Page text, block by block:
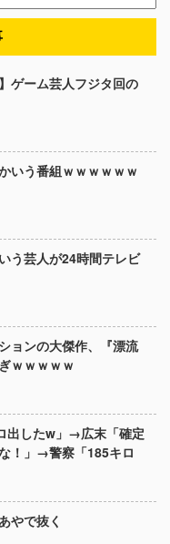
ゲーム芸人フジタ回の
いう番組ｗｗｗｗｗｗ
う芸人が24時間テレビ
ョンの大傑作、『漂流
ｗｗｗｗｗ
出したw」→広末「確定
！」→警察「185キロ
やで抜く